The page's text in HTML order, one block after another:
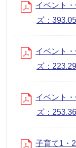
イベント
ズ：
イベント
ズ：
イベント
ズ：
子育て1・